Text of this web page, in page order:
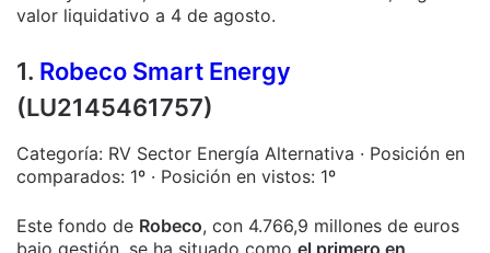
valor liquidativo a 4 de agosto.
1. Robeco Smart Energy
(LU2145461757)
Categoría: RV Sector Energía Alternativa · Posición en
comparados: 1º · Posición en vistos: 1º
Este fondo de Robeco, con 4.766,9 millones de euros